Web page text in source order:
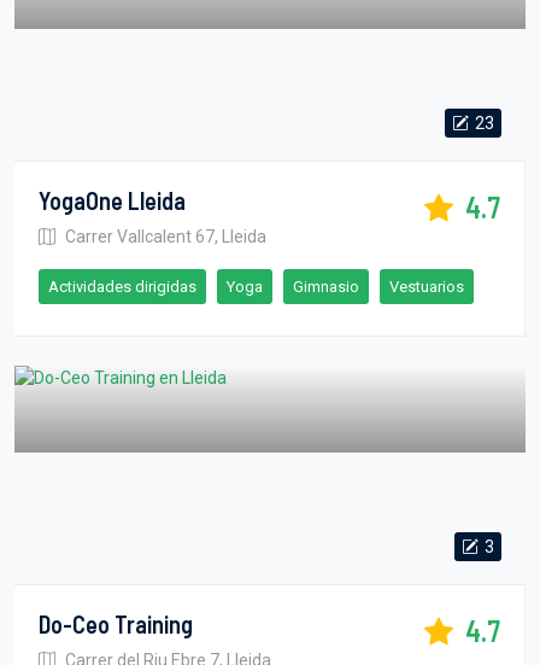
23
YogaOne Lleida
Carrer Vallcalent 67, Lleida
4.7
Actividades dirigidas Yoga Gimnasio Vestuarios
3
Do-Ceo Training
Carrer del Riu Ebre 7, Lleida
4.7